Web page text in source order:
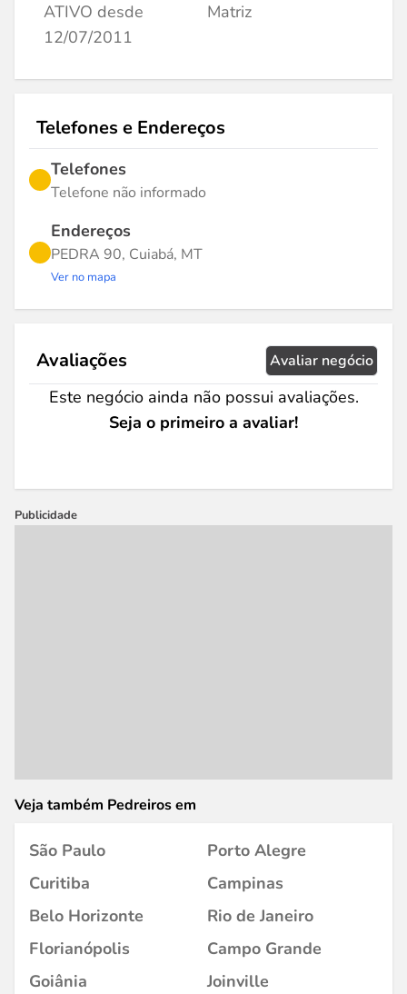
ATIVO desde
12/07/2011
Matriz
Telefones e Endereços
Telefones
Telefone não informado
Endereços
PEDRA 90, Cuiabá, MT
Ver no mapa
Avaliações Avaliar negócio
Este negócio ainda não possui avaliações.
Seja o primeiro a avaliar!
Publicidade
Veja também Pedreiros em
São Paulo
Porto Alegre
Curitiba
Campinas
Belo Horizonte
Rio de Janeiro
Florianópolis
Campo Grande
Goiânia
Joinville